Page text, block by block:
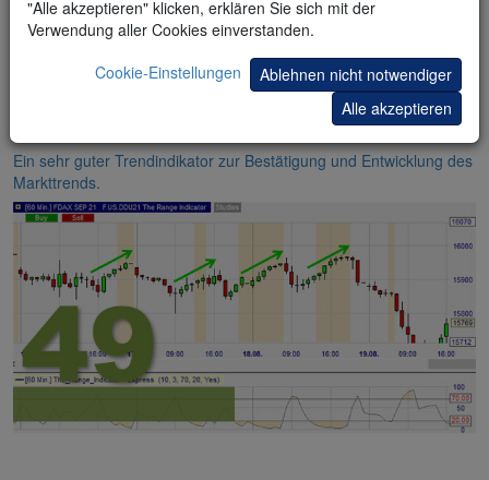
Ein sehr guter Trendindikator zur Bestätigung und Entwicklung des
Markttrends.
"Alle akzeptieren" klicken, erklären Sie sich mit der
Verwendung aller Cookies einverstanden.
Cookie-Einstellungen
Ablehnen nicht notwendiger
Alle akzeptieren